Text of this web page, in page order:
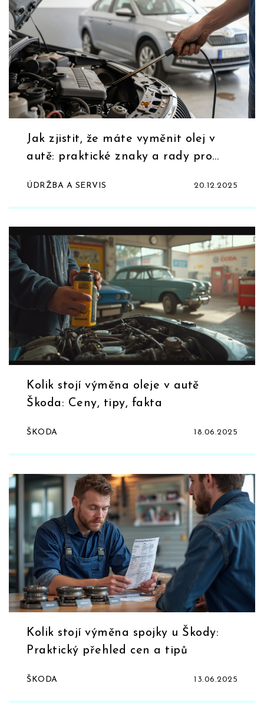
Jak zjistit, že máte vyměnit olej v
autě: praktické znaky a rady pro
ÚDRŽBA A SERVIS 20.12.2025
Kolik stojí výměna oleje v autě
Škoda: Ceny, tipy, fakta
ŠKODA 18.06.2025
Kolik stojí výměna spojky u Škody:
Praktický přehled cen a tipů
ŠKODA 13.06.2025